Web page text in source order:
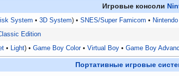
Игровые консоли
System •3D System) SNES/Super Famicom
Edition
Light Game Boy Color Virtual Boy Game Boy
Портативные игровые